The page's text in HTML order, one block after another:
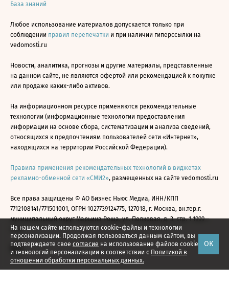
На нашем сайте используются cookie-файлы и технологии
персонализации. Продолжая пользоваться данным сайтом, вы
подтверждаете свое согласие на использование файлов cookie
и технологий персонализации в соответствии с Политикой в
отношении обработки персональных данных.
ОК
База знаний
Любое использование материалов допускается только при
соблюдении правил перепечатки и при наличии гиперссылки на
vedomosti.ru
Новости, аналитика, прогнозы и другие материалы, представленные
на данном сайте, не являются офертой или рекомендацией к покупке
или продаже каких-либо активов.
На информационном ресурсе применяются рекомендательные
технологии (информационные технологии предоставления
информации на основе сбора, систематизации и анализа сведений,
относящихся к предпочтениям пользователей сети «Интернет»,
находящихся на территории Российской Федерации).
Правила применения рекомендательных технологий в виджетах
рекламно-обменной сети «СМИ2», размещенных на сайте vedomosti.ru
Все права защищены © АО Бизнес Ньюс Медиа, ИНН/КПП
7712108141/771501001, ОГРН 1027739124775, 127018, г. Москва, вн.тер.г.
муниципальный округ Марьина Роща, ул. Полковая, д. 3, стр. 1 1999—
2026